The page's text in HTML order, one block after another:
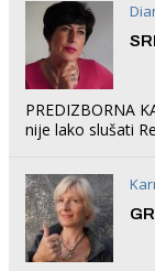
PREDIZBORNA
nije lako slušati